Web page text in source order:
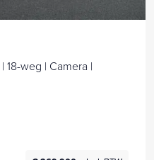
18-weg | Camera |